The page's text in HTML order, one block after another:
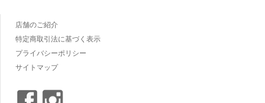
店舗のご紹介
特定商取引法に基づく表示
プライバシーポリシー
サイトマップ